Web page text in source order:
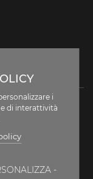
i
di interattività
-